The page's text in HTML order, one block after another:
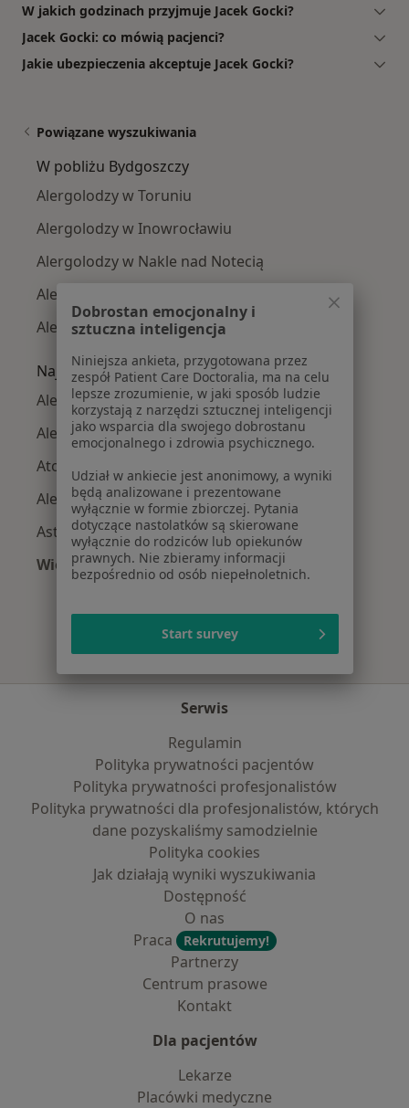
W jakich godzinach przyjmuje Jacek Gocki?
Jacek Gocki: co mówią pacjenci?
Jakie ubezpieczenia akceptuje Jacek Gocki?
Powiązane wyszukiwania
W pobliżu Bydgoszczy
Alergolodzy w Toruniu
Alergolodzy w Inowrocławiu
Alergolodzy w Nakle nad Notecią
Alergolodzy w Aleksandrowie Kujawskim
Alergolodzy w Osielsku
Najczęście leczone choroby
Alergia pokarmowa w Bydgoszczy
Alergia dróg oddechowych w Bydgoszczy
Atopowe zapalenie skóry w Bydgoszczy
Alergie skórne w Bydgoszczy
Astma oskrzelowa w Bydgoszczy
Więcej (15)
Więcej w kategorii: Najczęście leczone
Serwis
Regulamin
Polityka prywatności pacjentów
Polityka prywatności profesjonalistów
Polityka prywatności dla profesjonalistów, których
dane pozyskaliśmy samodzielnie
Polityka cookies
Jak działają wyniki wyszukiwania
Dostępność
O nas
Praca
Rekrutujemy!
Partnerzy
Centrum prasowe
Kontakt
Dla pacjentów
Lekarze
Placówki medyczne
Dobrostan emocjonalny i
sztuczna inteligencja
Niniejsza ankieta, przygotowana przez
zespół Patient Care Doctoralia, ma na celu
lepsze zrozumienie, w jaki sposób ludzie
korzystają z narzędzi sztucznej inteligencji
jako wsparcia dla swojego dobrostanu
emocjonalnego i zdrowia psychicznego.
Udział w ankiecie jest anonimowy, a wyniki
będą analizowane i prezentowane
wyłącznie w formie zbiorczej. Pytania
dotyczące nastolatków są skierowane
wyłącznie do rodziców lub opiekunów
prawnych. Nie zbieramy informacji
bezpośrednio od osób niepełnoletnich.
Start survey